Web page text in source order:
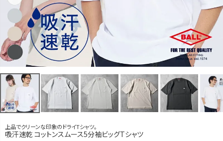
上品でクリーンな印象のドライTシャツ。
吸汗速乾 コットンスムース5分袖ビッグTシャツ
L
LL
在庫切れ
再入荷お知らせ
アイスグレー
M
カートに入れる
L カートに入れる
カートに入れる
M